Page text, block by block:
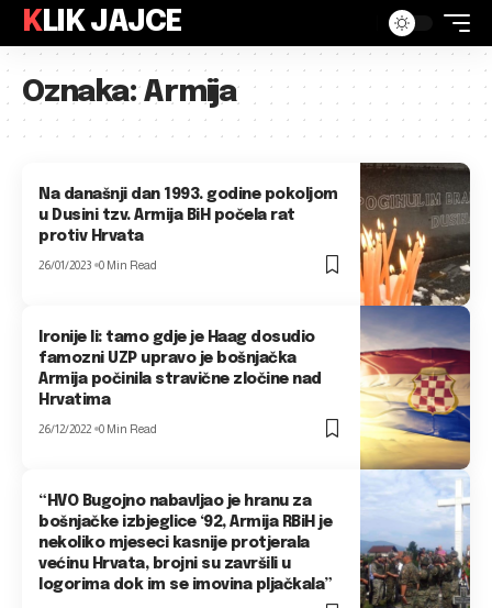
KLIK JAJCE
Oznaka:Armija
Na današnji dan 1993. godine pokoljom
u Dusini tzv. Armija BiH počela rat
protiv Hrvata
26/01/2023 0 Min Read
Ironije li: tamo gdje je Haag dosudio
famozni UZP upravo je bošnjačka
Armija počinila stravične zločine nad
Hrvatima
26/12/2022 0 Min Read
“HVO Bugojno nabavljao je hranu za
bošnjačke izbjeglice ‘92, Armija RBiH je
nekoliko mjeseci kasnije protjerala
većinu Hrvata, brojni su završili u
logorima dok im se imovina pljačkala”